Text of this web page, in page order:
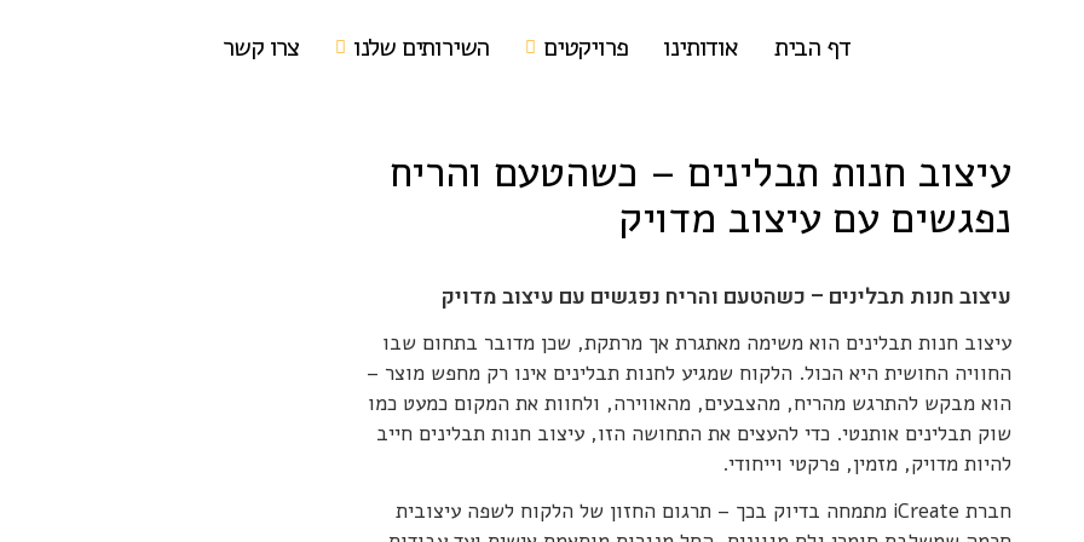
דף הבית אודותינו פרויקטים השירותים שלנו צרו קשר
עיצוב חנות תבלינים – כשהטעם והריח
נפגשים עם עיצוב מדויק
עיצוב חנות תבלינים – כשהטעם והריח נפגשים עם עיצוב מדויק
עיצוב חנות תבלינים הוא משימה מאתגרת אך מרתקת, שכן מדובר בתחום שבו
החוויה החושית היא הכול. הלקוח שמגיע לחנות תבלינים אינו רק מחפש מוצר –
הוא מבקש להתרגש מהריח, מהצבעים, מהאווירה, ולחוות את המקום כמעט כמו
שוק תבלינים אותנטי. כדי להעצים את התחושה הזו, עיצוב חנות תבלינים חייב
להיות מדויק, מזמין, פרקטי וייחודי.
חברת iCreate מתמחה בדיוק בכך – תרגום החזון של הלקוח לשפה עיצובית